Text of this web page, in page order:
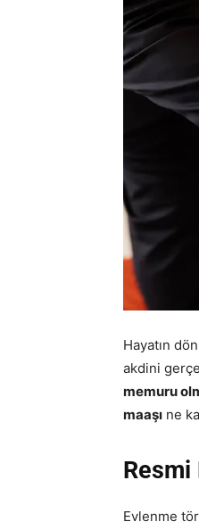
Hayatın
akdini
memuru
maaşı ne
Resmi
Evlenme